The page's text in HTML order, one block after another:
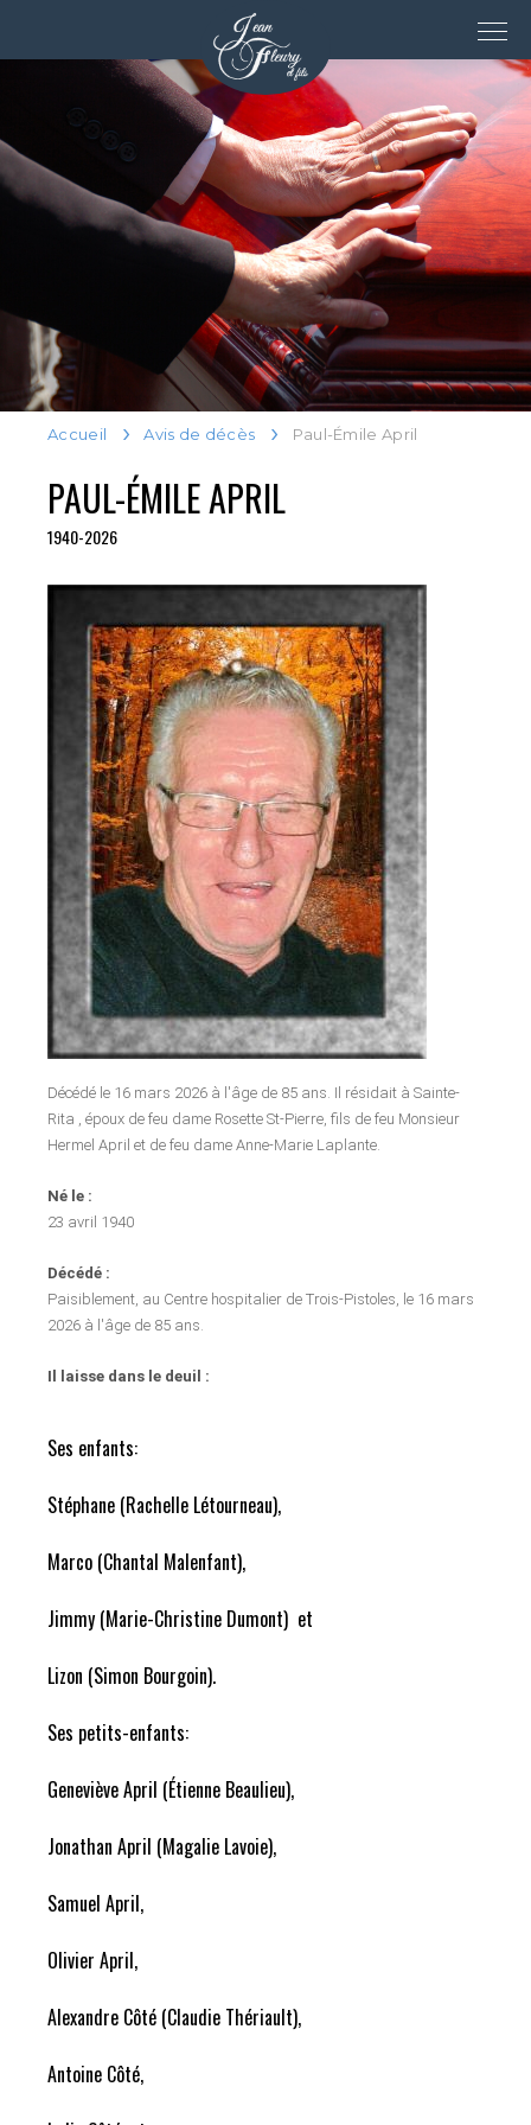
Accueil Avis de décès Paul-Émile April
PAUL-ÉMILE APRIL
1940-2026
Décédé le 16 mars 2026 à l'âge de 85 ans. Il résidait à Sainte-
Rita , époux de feu dame Rosette St-Pierre, fils de feu Monsieur
Hermel April et de feu dame Anne-Marie Laplante.
Né le :
23 avril 1940
Décédé :
Paisiblement, au Centre hospitalier de Trois-Pistoles, le 16 mars
2026 à l'âge de 85 ans.
Il laisse dans le deuil :
Ses enfants:
Stéphane (Rachelle Létourneau),
Marco (Chantal Malenfant),
Jimmy (Marie-Christine Dumont) et
Lizon (Simon Bourgoin).
Ses petits-enfants:
Geneviève April (Étienne Beaulieu),
Jonathan April (Magalie Lavoie),
Samuel April,
Olivier April,
Alexandre Côté (Claudie Thériault),
Antoine Côté,